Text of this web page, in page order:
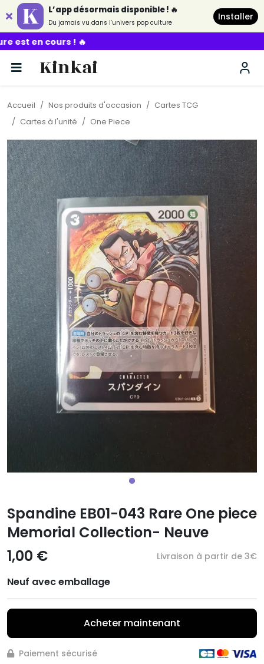
L’app désormais disponible ! 🔥
Du jamais vu dans l’univers pop culture
Installer
Kinkai
Accueil Nos produits d'occasion
Cartes TCG
Cartes à l'unité
One Piece
Spandine EB01-043 Rare One piece
Memorial Collection- Neuve
1,00 €
Livraison à partir de 3€
Neuf avec emballage
Acheter maintenant
Paiement sécurisé